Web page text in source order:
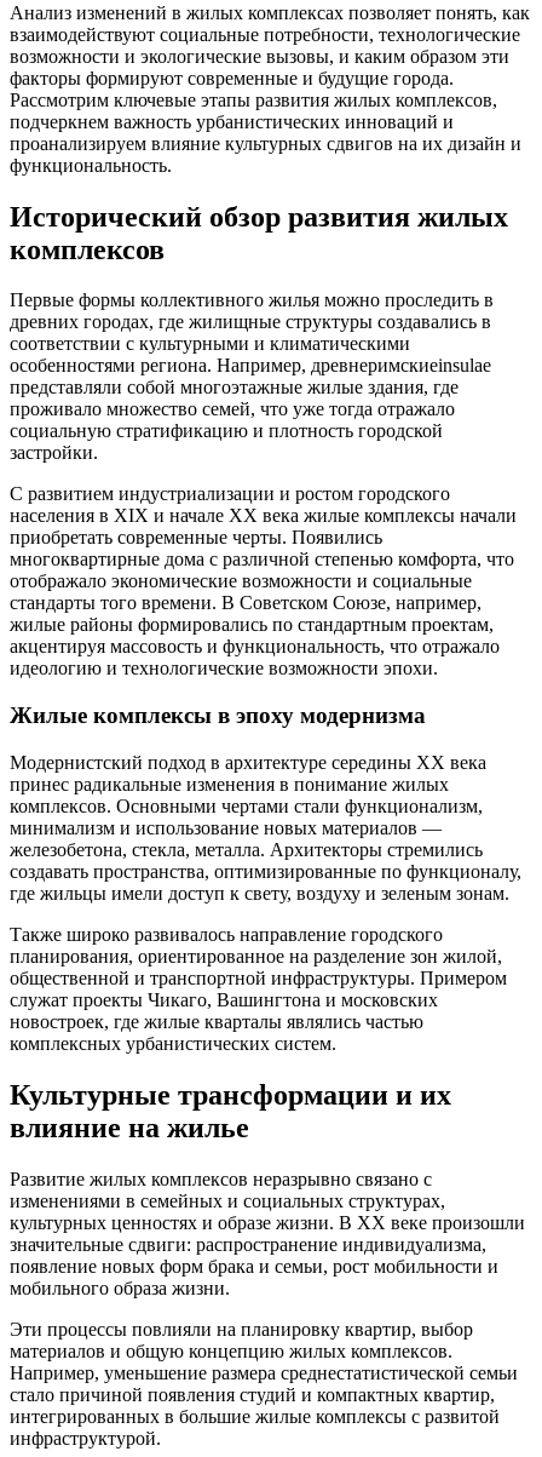
Анализ изменений в жилых комплексах позволяет понять, как
взаимодействуют социальные потребности, технологические
возможности и экологические вызовы, и каким образом эти
факторы формируют современные и будущие города.
Рассмотрим ключевые этапы развития жилых комплексов,
подчеркнем важность урбанистических инноваций и
проанализируем влияние культурных сдвигов на их дизайн и
функциональность.
Исторический обзор развития жилых
комплексов
Первые формы коллективного жилья можно проследить в
древних городах, где жилищные структуры создавались в
соответствии с культурными и климатическими
особенностями региона. Например, древнеримскиеinsulae
представляли собой многоэтажные жилые здания, где
проживало множество семей, что уже тогда отражало
социальную стратификацию и плотность городской
застройки.
С развитием индустриализации и ростом городского
населения в XIX и начале XX века жилые комплексы начали
приобретать современные черты. Появились
многоквартирные дома с различной степенью комфорта, что
отображало экономические возможности и социальные
стандарты того времени. В Советском Союзе, например,
жилые районы формировались по стандартным проектам,
акцентируя массовость и функциональность, что отражало
идеологию и технологические возможности эпохи.
Жилые комплексы в эпоху модернизма
Модернистский подход в архитектуре середины XX века
принес радикальные изменения в понимание жилых
комплексов. Основными чертами стали функционализм,
минимализм и использование новых материалов —
железобетона, стекла, металла. Архитекторы стремились
создавать пространства, оптимизированные по функционалу,
где жильцы имели доступ к свету, воздуху и зеленым зонам.
Также широко развивалось направление городского
планирования, ориентированное на разделение зон жилой,
общественной и транспортной инфраструктуры. Примером
служат проекты Чикаго, Вашингтона и московских
новостроек, где жилые кварталы являлись частью
комплексных урбанистических систем.
Культурные трансформации и их
влияние на жилье
Развитие жилых комплексов неразрывно связано с
изменениями в семейных и социальных структурах,
культурных ценностях и образе жизни. В XX веке произошли
значительные сдвиги: распространение индивидуализма,
появление новых форм брака и семьи, рост мобильности и
мобильного образа жизни.
Эти процессы повлияли на планировку квартир, выбор
материалов и общую концепцию жилых комплексов.
Например, уменьшение размера среднестатистической семьи
стало причиной появления студий и компактных квартир,
интегрированных в большие жилые комплексы с развитой
инфраструктурой.